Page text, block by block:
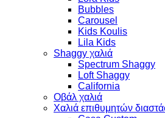
Bubbles
Carousel
Kids Koulis
Lila Kids
Shaggy χαλιά
Spectrum Shaggy
Loft Shaggy
California
Οβάλ χαλιά
Χαλιά επιθυμητών